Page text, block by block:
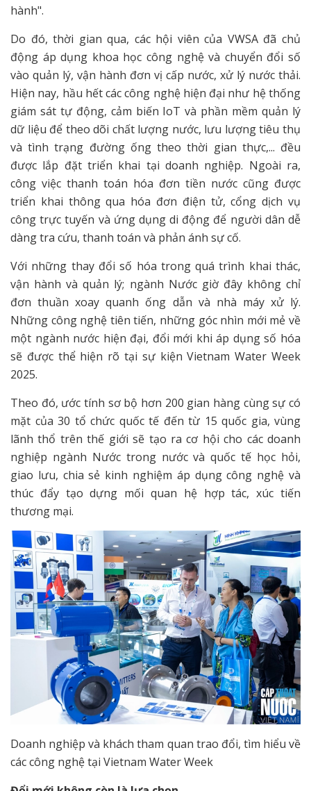
hành".
Do đó, thời gian qua, các hội viên của VWSA đã chủ
động áp dụng khoa học công nghệ và chuyển đổi số
vào quản lý, vận hành đơn vị cấp nước, xử lý nước thải.
Hiện nay, hầu hết các công nghệ hiện đại như hệ thống
giám sát tự động, cảm biến IoT và phần mềm quản lý
dữ liệu để theo dõi chất lượng nước, lưu lượng tiêu thụ
và tình trạng đường ống theo thời gian thực,... đều
được lắp đặt triển khai tại doanh nghiệp. Ngoài ra,
công việc thanh toán hóa đơn tiền nước cũng được
triển khai thông qua hóa đơn điện tử, cổng dịch vụ
công trực tuyến và ứng dụng di động để người dân dễ
dàng tra cứu, thanh toán và phản ánh sự cố.
Với những thay đổi số hóa trong quá trình khai thác,
vận hành và quản lý; ngành Nước giờ đây không chỉ
đơn thuần xoay quanh ống dẫn và nhà máy xử lý.
Những công nghệ tiên tiến, những góc nhìn mới mẻ về
một ngành nước hiện đại, đổi mới khi áp dụng số hóa
sẽ được thể hiện rõ tại sự kiện Vietnam Water Week
2025.
Theo đó, ước tính sơ bộ hơn 200 gian hàng cùng sự có
mặt của 30 tổ chức quốc tế đến từ 15 quốc gia, vùng
lãnh thổ trên thế giới sẽ tạo ra cơ hội cho các doanh
nghiệp ngành Nước trong nước và quốc tế học hỏi,
giao lưu, chia sẻ kinh nghiệm áp dụng công nghệ và
thúc đẩy tạo dựng mối quan hệ hợp tác, xúc tiến
thương mại.
Doanh nghiệp và khách tham quan trao đổi, tìm hiểu về
các công nghệ tại Vietnam Water Week